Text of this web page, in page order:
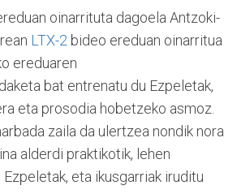
oinarrituta dagoela Antzoki-
LTX-2 bideo ereduan oinarritua
ereduaren
bat entrenatu du Ezpeletak,
eta prosodia hobetzeko asmoz.
zaila da ulertzea nondik nora
alderdi praktikotik, lehen
eta ikusgarriak iruditu